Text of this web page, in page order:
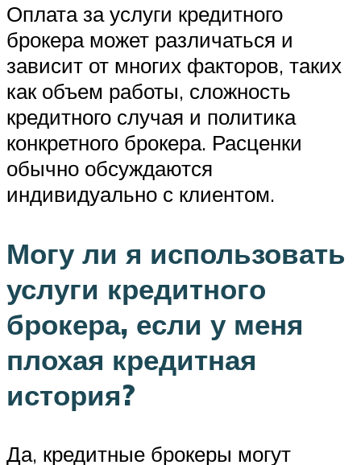
Оплата за услуги кредитного
брокера может различаться и
зависит от многих факторов, таких
как объем работы, сложность
кредитного случая и политика
конкретного брокера. Расценки
обычно обсуждаются
индивидуально с клиентом.
Могу ли я использовать
услуги кредитного
брокера, если у меня
плохая кредитная
история?
Да, кредитные брокеры могут